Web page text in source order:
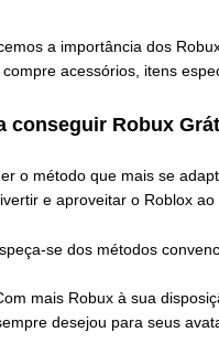
a importância dos
acessórios, itens
conseguir Robux
o método que mais se
e aproveitar o Roblox ao
se dos métodos
mais Robux à sua
desejou para seus